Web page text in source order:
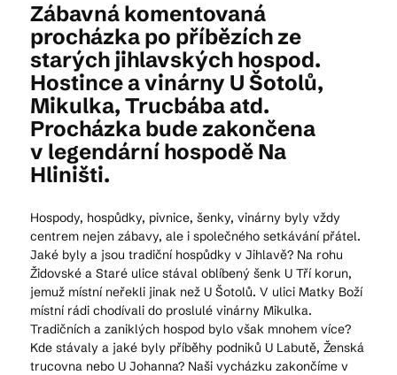
Zábavná komentovaná
procházka po příbězích ze
starých jihlavských hospod.
Hostince a vinárny U Šotolů,
Mikulka, Trucbába atd.
Procházka bude zakončena
v legendární hospodě Na
Hliništi.
Hospody, hospůdky, pivnice, šenky, vinárny byly vždy
centrem nejen zábavy, ale i společného setkávání přátel.
Jaké byly a jsou tradiční hospůdky v Jihlavě? Na rohu
Židovské a Staré ulice stával oblíbený šenk U Tří korun,
jemuž místní neřekli jinak než U Šotolů. V ulici Matky Boží
místní rádi chodívali do proslulé vinárny Mikulka.
Tradičních a zaniklých hospod bylo však mnohem více?
Kde stávaly a jaké byly příběhy podniků U Labutě, Ženská
trucovna nebo U Johanna? Naši vycházku zakončíme v